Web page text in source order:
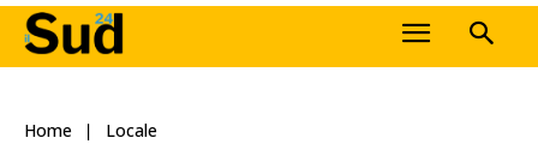
Home Locale